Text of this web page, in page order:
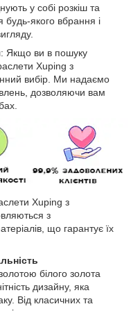
у собі розкіш та
будь-якого вбрання і
: Якщо ви в пошуку
Xuping з
вибір. Ми надаємо
дозволяючи вам
Xuping з
з
що гарантує їх
білого золота
дизайну, яка
Від класичних та